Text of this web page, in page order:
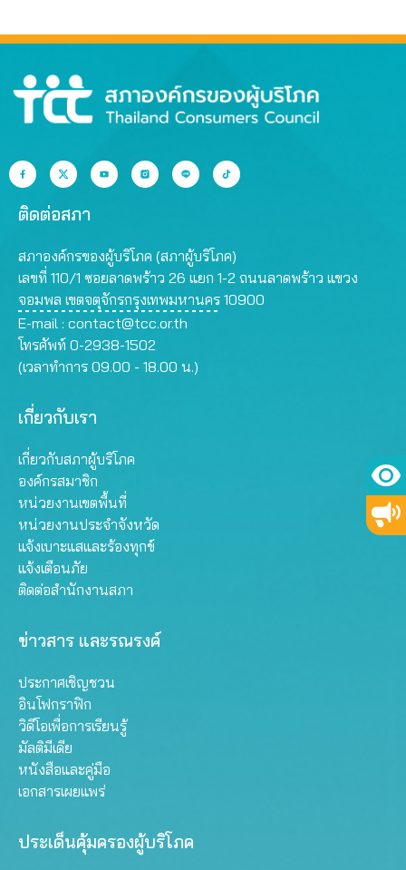
ติดต่อสภา
สภาองค์กรของผู้บริโภค (สภาผู้บริโภค)
เลขที่ 110/1 ซอยลาดพร้าว 26 แยก 1-2 ถนนลาดพร้าว แขวง
จอมพล เขตจตุจักรกรุงเทพมหานคร 10900
E-mail : contact@tcc.or.th
โทรศัพท์ 0-2938-1502
(เวลาทำการ 09.00 - 18.00 น.)
เกี่ยวกับเรา
เกี่ยวกับสภาผู้บริโภค
องค์กรสมาชิก
หน่วยงานเขตพื้นที่
หน่วยงานประจำจังหวัด
แจ้งเบาะแสและร้องทุกข์
แจ้งเตือนภัย
ติดต่อสำนักงานสภา
ข่าวสาร และรณรงค์
ประกาศเชิญชวน
อินโฟกราฟิก
วิดีโอเพื่อการเรียนรู้
มัลติมีเดีย
หนังสือและคู่มือ
เอกสารเผยแพร่
ประเด็นคุ้มครองผู้บริโภค